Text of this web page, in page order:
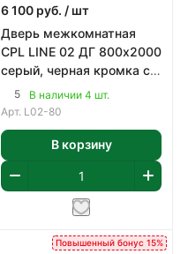
6 100 руб. / шт
Дверь межкомнатная
CPL LINE 02 ДГ 800х2000
серый, черная кромка с
4-х сторон, ПВХ
5
В наличии 4 шт.
Арт. L02-80
В корзину
Повышенный бонус 15%